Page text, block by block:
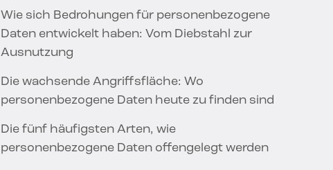
Wie sich Bedrohungen für personenbezogene
Daten entwickelt haben: Vom Diebstahl zur
Ausnutzung
Die wachsende Angriffsfläche: Wo
personenbezogene Daten heute zu finden sind
Die fünf häufigsten Arten, wie
personenbezogene Daten offengelegt werden